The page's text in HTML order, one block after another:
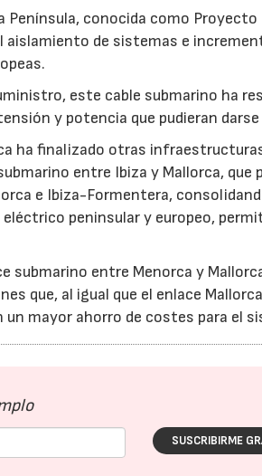
conocida como Proyecto
de sistemas e
este cable submarino ha
y potencia que pudieran
ha finalizado otras
entre Ibiza y Mallorca, que
e Ibiza-Formentera,
peninsular y europeo,
submarino entre Menorca y
que, al igual que el enlace
mayor ahorro de costes para el
SUSCRIBIRME